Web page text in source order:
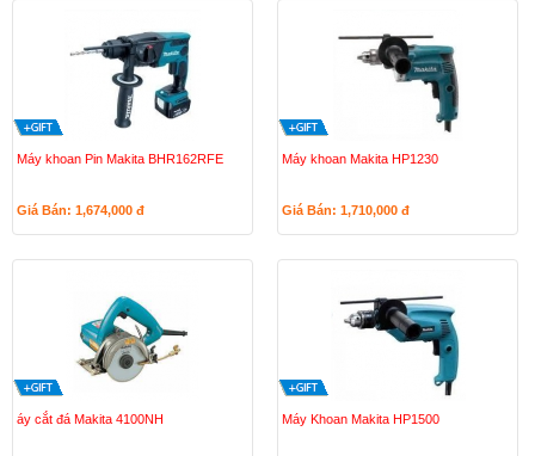
Máy khoan Pin Makita BHR162RFE
Giá Bán: 1,674,000 đ
Máy khoan Makita HP1230
Giá Bán: 1,710,000 đ
áy cắt đá Makita 4100NH Máy Khoan Makita HP1500